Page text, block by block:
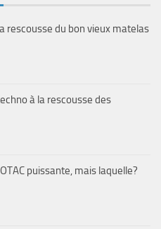
rescousse du bon vieux matelas
à la rescousse des
puissante, mais laquelle?